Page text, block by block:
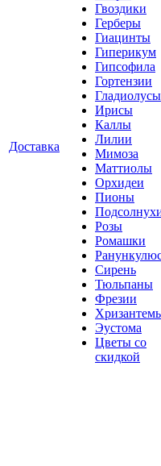
Доставка
Гвоздики
Герберы
Гиацинты
Гиперикум
Гипсофила
Гортензии
Гладиолусы
Ирисы
Каллы
Лилии
Мимоза
Маттиолы
Орхидеи
Пионы
Розы
Ромашки
Сирень
Тюльпаны
Фрезии
Эустома
Цветы со
скидкой